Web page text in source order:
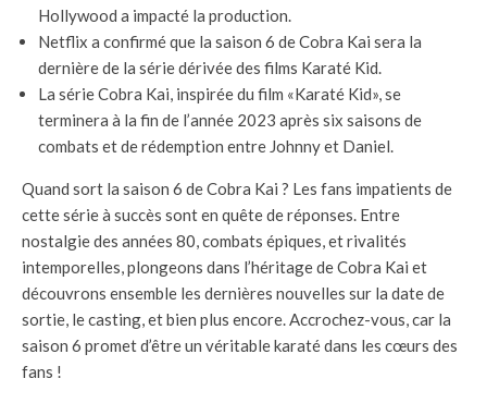
Hollywood a impacté la production.
Netflix a confirmé que la saison 6 de Cobra Kai sera la
dernière de la série dérivée des films Karaté Kid.
La série Cobra Kai, inspirée du film «Karaté Kid», se
terminera à la fin de l’année 2023 après six saisons de
combats et de rédemption entre Johnny et Daniel.
Quand sort la saison 6 de Cobra Kai ? Les fans impatients de
cette série à succès sont en quête de réponses. Entre
nostalgie des années 80, combats épiques, et rivalités
intemporelles, plongeons dans l’héritage de Cobra Kai et
découvrons ensemble les dernières nouvelles sur la date de
sortie, le casting, et bien plus encore. Accrochez-vous, car la
saison 6 promet d’être un véritable karaté dans les cœurs des
fans !